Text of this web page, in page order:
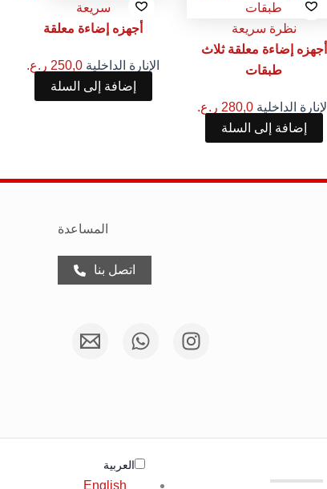
نظرة سريعة
أجهزه إضاءة معلقة ثلاث
طبقات
الإنارة الداخلية 280,0 ر.ع.
إضافة إلى السلة
سريعة
أجهزه إضاءة معلقة
الإنارة الداخلية 250,0 ر.ع.
إضافة إلى السلة
المساعدة
اتصل بنا
العربية‏
English